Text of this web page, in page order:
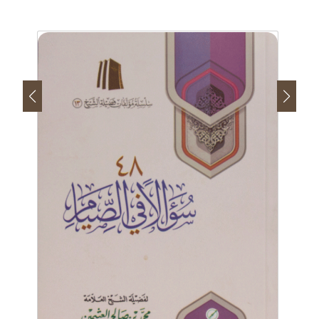
وإنني عازم بحول الله وقوته على اتخاذ موقع في
الإنترنت أتحدث فيه أحيانا وأعرض فيه شيئا من
مؤلفاتي أحيانا حسب ما تقتضيه الحال.
وإنني لن أتكلم في شيء فيه أخذ ورد، وإنما أتكلم
بعرض المنهج الصحيح السليم المبني على كتاب الله
وسنة رسوله صلى الله عليه وعلى آله وسلم.
وإنني لواثق من أنه إذا عُرِض الإسلام عرضًا صحيحًا
على حسب ما في كتاب الله وسنة رسوله صلى الله عليه
إلى كبير عناء، بمجرد أن يشهد الرجل أن لا اله إلا الله